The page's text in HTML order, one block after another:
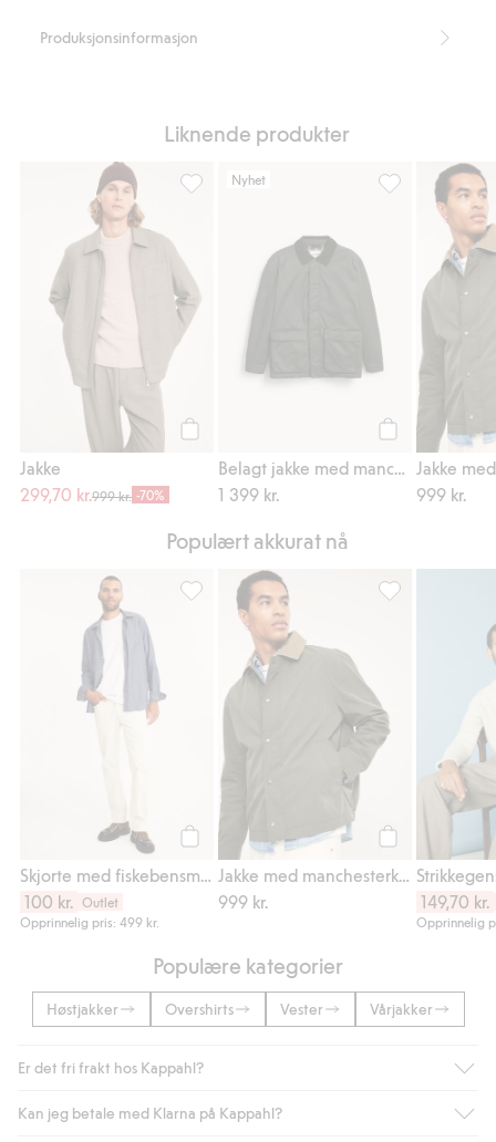
Produksjonsinformasjon
Liknende produkter
Jakke
299,70 kr.999 kr. -70%
Nyhet
Legg til
1 399 kr.
Belagt jakke
999 kr.
Populært akkurat nå
Legg til
100 kr.
Outlet
Opprinnelig pris: 499 kr.
Skjorte med fiskebensmønster, Legg til i
Legg til
999 kr.
149,70 kr.
Opprinnelig
Populære kategorier
Høstjakker Overshirts Vester Vårjakker
Er det fri frakt hos Kappahl?
Som medlem i Kappahl Club har du alltid gratis frakt til butikk,
Kan jeg betale med Klarna på Kappahl?